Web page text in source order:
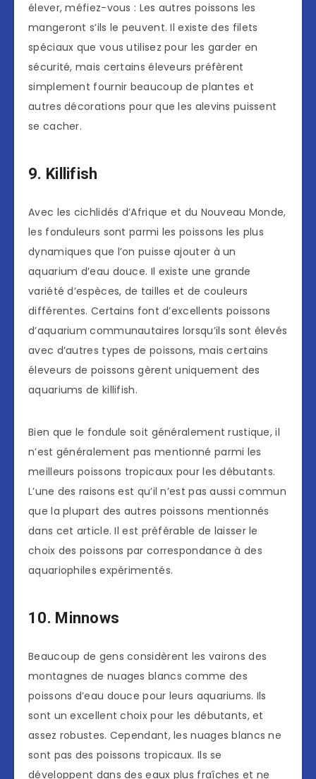
élever, méfiez-vous : Les autres poissons les
mangeront s’ils le peuvent. Il existe des filets
spéciaux que vous utilisez pour les garder en
sécurité, mais certains éleveurs préfèrent
simplement fournir beaucoup de plantes et
autres décorations pour que les alevins puissent
se cacher.
9. Killifish
Avec les cichlidés d’Afrique et du Nouveau Monde,
les fonduleurs sont parmi les poissons les plus
dynamiques que l’on puisse ajouter à un
aquarium d’eau douce. Il existe une grande
variété d’espèces, de tailles et de couleurs
différentes. Certains font d’excellents poissons
d’aquarium communautaires lorsqu’ils sont élevés
avec d’autres types de poissons, mais certains
éleveurs de poissons gèrent uniquement des
aquariums de killifish.
Bien que le fondule soit généralement rustique, il
n’est généralement pas mentionné parmi les
meilleurs poissons tropicaux pour les débutants.
L’une des raisons est qu’il n’est pas aussi commun
que la plupart des autres poissons mentionnés
dans cet article. Il est préférable de laisser le
choix des poissons par correspondance à des
aquariophiles expérimentés.
10. Minnows
Beaucoup de gens considèrent les vairons des
montagnes de nuages blancs comme des
poissons d’eau douce pour leurs aquariums. Ils
sont un excellent choix pour les débutants, et
assez robustes. Cependant, les nuages blancs ne
sont pas des poissons tropicaux. Ils se
développent dans des eaux plus fraîches et ne